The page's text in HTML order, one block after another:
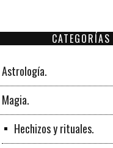
zodiacales.
CATEGORÍAS
Astrología.
Magia.
Hechizos y rituales.